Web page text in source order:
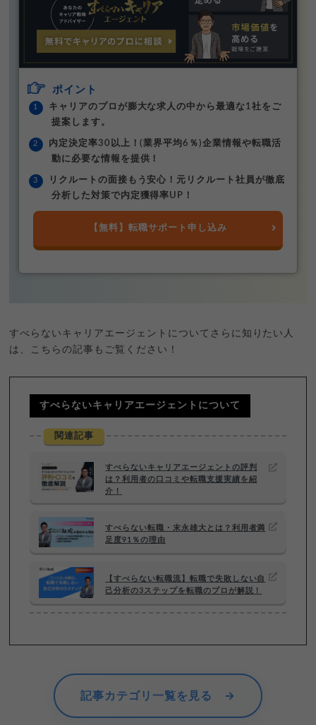
ポイント
キャリアのプロが膨大な求人の中から最適な1社をご
提案します。
内定決定率30以上！(業界平均6％)企業情報や転職活
動に必要な情報を提供！
リクルートの面接もう安心！元リクルート社員が徹底
分析した対策で内定獲得率UP！
【無料】転職サポート申し込み
すべらないキャリアエージェントについてさらに知りたい人
は、こちらの記事もご覧ください！
すべらないキャリアエージェントについて
関連記事
すべらないキャリアエージェントの評判
は？利用者の口コミや転職支援実績を紹
介！
すべらない転職・末永雄大とは？利用者満
足度91％の理由
【すべらない転職流】転職で失敗しない自
己分析の3ステップを転職のプロが解説！
記事カテゴリ一覧を見る →